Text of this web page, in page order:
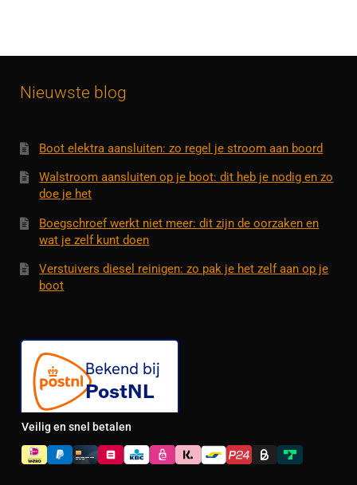
Nieuwste blog
Boot elektra aansluiten: zo regel je stroom aan boord
Walstroom aansluiten op je boot: dit heb je nodig en zo
doe je het
Boegschroef werkt niet meer: dit zijn de oorzaken en
wat je zelf kunt doen
Verstuivers diesel reinigen: zo pak je het zelf aan op je
boot
Veilig en snel betalen